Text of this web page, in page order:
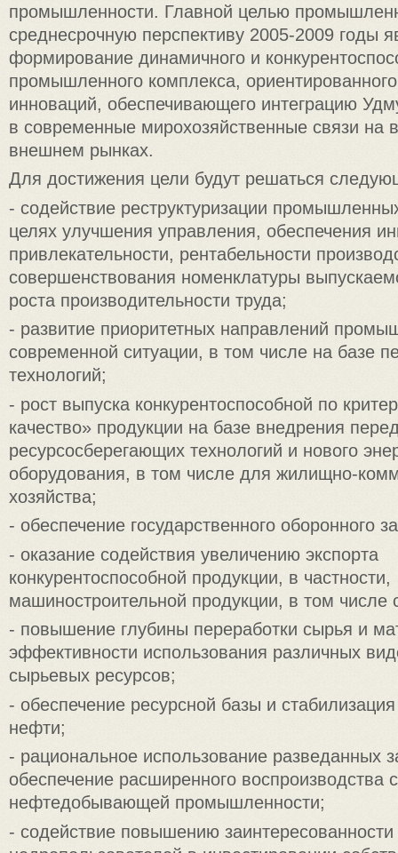
промышленности. Главной целью
среднесрочную перспективу 2005-2009 годы
формирование динамичного и
промышленного комплекса,
инноваций, обеспечивающего интеграцию
в современные мирохозяйственные связи на
внешнем рынках.
Для достижения цели будут решаться
- содействие реструктуризации
целях улучшения управления, обеспечения
привлекательности, рентабельности
совершенствования номенклатуры
роста производительности труда;
- развитие приоритетных направлений
современной ситуации, в том числе на базе
технологий;
- рост выпуска конкурентоспособной по
качество» продукции на базе внедрения
ресурсосберегающих технологий и нового
оборудования, в том числе для жилищно-
хозяйства;
- обеспечение государственного оборонного
- оказание содействия увеличению экспорта
конкурентоспособной продукции, в частности,
машиностроительной продукции, в том числе
- повышение глубины переработки сырья и
эффективности использования различных
сырьевых ресурсов;
- обеспечение ресурсной базы и
нефти;
- рациональное использование разведанных
обеспечение расширенного воспроизводства
нефтедобывающей промышленности;
- содействие повышению заинтересованности